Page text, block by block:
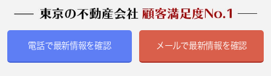
電話で最新情報を確認 メールで最新情報を確認